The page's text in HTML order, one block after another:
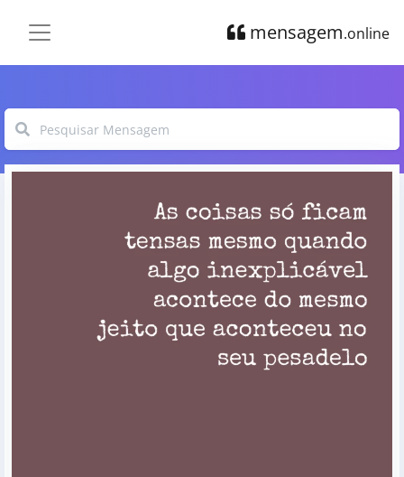
mensagem.online